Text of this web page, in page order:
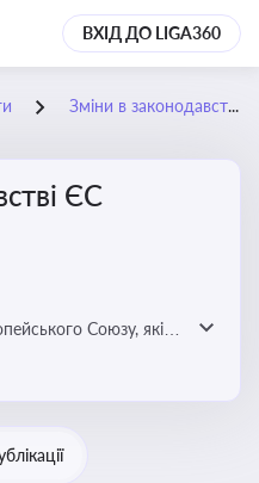
ВХІД ДО LIGA360
Зміни в законодавстві ЄС
ЄС
Союзу, які
міграції,
України в